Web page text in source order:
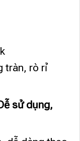
tràn, rò rỉ
sử dụng,